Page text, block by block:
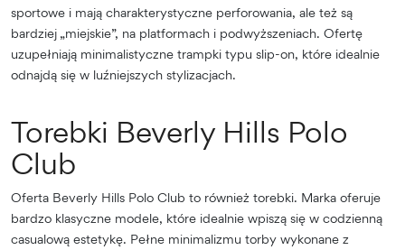
sportowe i mają charakterystyczne perforowania, ale też są
bardziej „miejskie”, na platformach i podwyższeniach. Ofertę
uzupełniają minimalistyczne trampki typu slip-on, które idealnie
odnajdą się w luźniejszych stylizacjach.
Torebki Beverly Hills Polo
Club
Oferta Beverly Hills Polo Club to również torebki. Marka oferuje
bardzo klasyczne modele, które idealnie wpiszą się w codzienną
casualową estetykę. Pełne minimalizmu torby wykonane z